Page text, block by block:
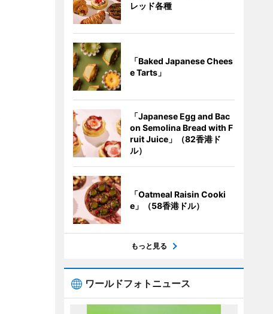
レッド各種
「Baked Japanese Chees
e Tarts」
「Japanese Egg and Bac
on Semolina Bread with F
ruit Juice」（82香港ド
ル）
「Oatmeal Raisin Cooki
e」（58香港ドル）
もっと見る
ワールドフォトニュース